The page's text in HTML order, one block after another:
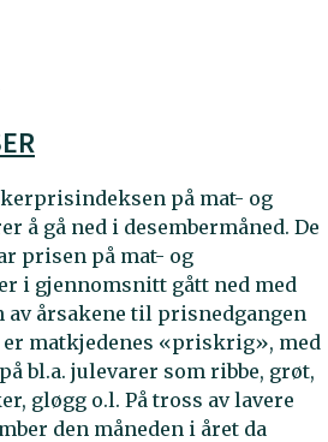
på mat- og
å gå ned i desembermåned. De
prisen på mat- og
i gjennomsnitt gått ned med
av årsakene til prisnedgangen
matkjedenes «priskrig», med
bl.a. julevarer som ribbe, grøt,
gløgg o.l. På tross av lavere
den måneden i året da